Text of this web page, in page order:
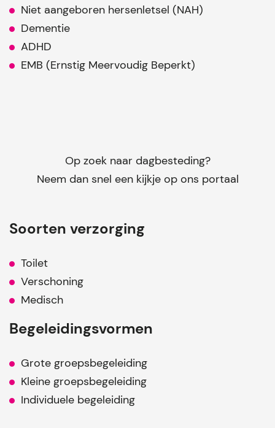
Niet aangeboren hersenletsel (NAH)
Dementie
ADHD
EMB (Ernstig Meervoudig Beperkt)
Op zoek naar dagbesteding?
Neem dan snel een kijkje op ons portaal
Soorten verzorging
Toilet
Verschoning
Medisch
Begeleidingsvormen
Grote groepsbegeleiding
Kleine groepsbegeleiding
Individuele begeleiding